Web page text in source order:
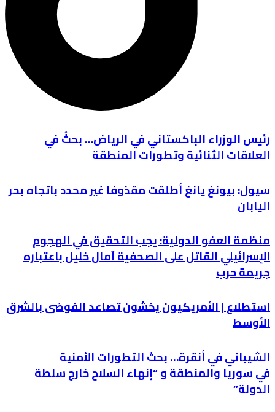
رئيس الوزراء الباكستاني في الرياض… بحثٌ في
العلاقات الثنائية وتطورات المنطقة
سيول: بيونغ يانغ أطلقت مقذوفا غير محدد باتجاه بحر
اليابان
منظمة العفو الدولية: يجب التحقيق في الهجوم
الإسرائيلي القاتل على الصحفية آمال خليل باعتباره
جريمة حرب
استطلاع | الأمريكيون يخشون تصاعد الفوضى بالشرق
الأوسط
الشيباني في أنقرة… بحث التطورات الأمنية
في سوريا والمنطقة و “إنهاء السلاح خارج سلطة
الدولة”